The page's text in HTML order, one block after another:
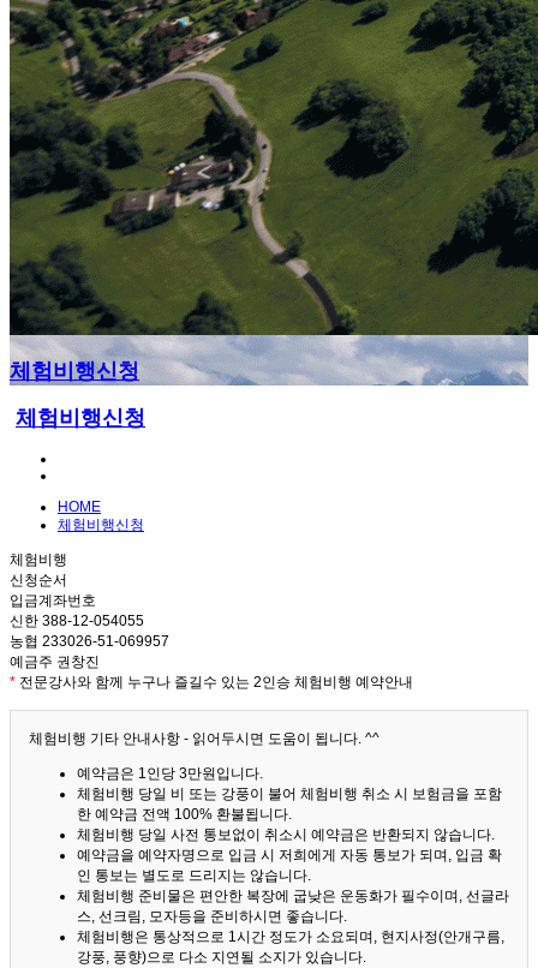
체험비행신청
체험비행신청
HOME
체험비행신청
체험비행
신청순서
입금계좌번호
신한 388-12-054055
농협 233026-51-069957
예금주 권창진
* 전문강사와 함께 누구나 즐길수 있는 2인승 체험비행 예약안내
체험비행 기타 안내사항 - 읽어두시면 도움이 됩니다. ^^
예약금은 1인당 3만원입니다.
체험비행 당일 비 또는 강풍이 불어 체험비행 취소 시 보험금을 포함
한 예약금 전액 100% 환불됩니다.
체험비행 당일 사전 통보없이 취소시 예약금은 반환되지 않습니다.
예약금을 예약자명으로 입금 시 저희에게 자동 통보가 되며, 입금 확
인 통보는 별도로 드리지는 않습니다.
체험비행 준비물은 편안한 복장에 굽낮은 운동화가 필수이며, 선글라
스, 선크림, 모자등을 준비하시면 좋습니다.
체험비행은 통상적으로 1시간 정도가 소요되며, 현지사정(안개구름,
강풍, 풍향)으로 다소 지연될 소지가 있습니다.